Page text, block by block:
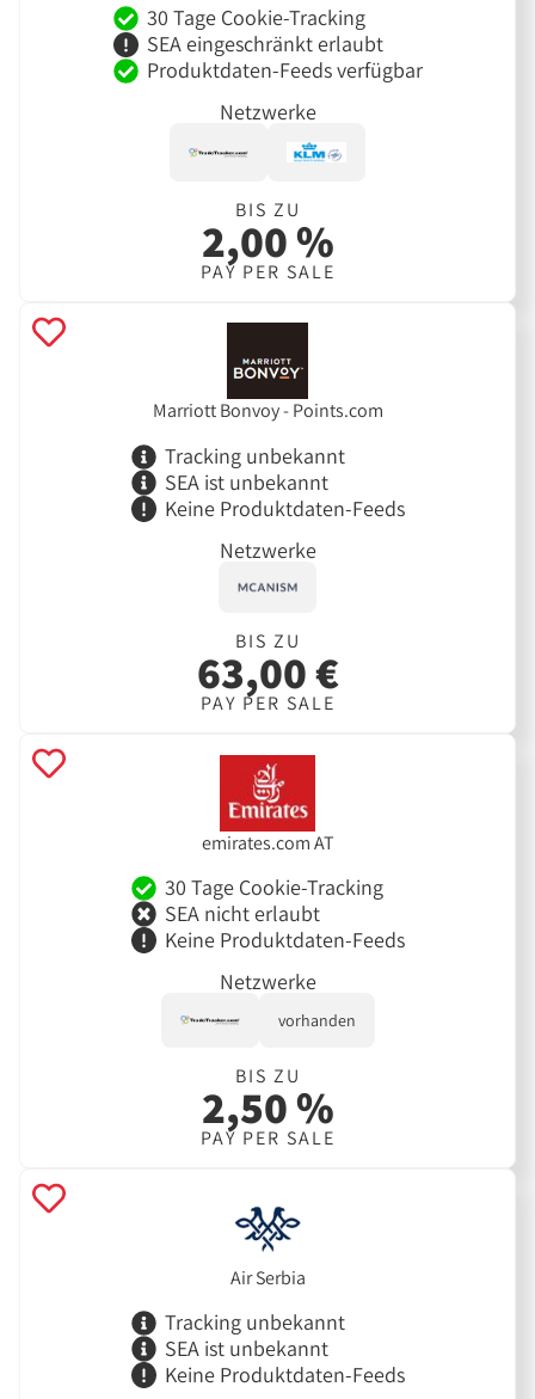
30 Tage Cookie-Tracking
SEA eingeschränkt erlaubt
Produktdaten-Feeds verfügbar
Netzwerke
BIS ZU
2,00 %
PAY PER SALE
Marriott Bonvoy - Points.com
Tracking unbekannt
SEA ist unbekannt
Keine Produktdaten-Feeds
Netzwerke
BIS ZU
63,00 €
PAY PER SALE
emirates.com AT
30 Tage Cookie-Tracking
SEA nicht erlaubt
Keine Produktdaten-Feeds
Netzwerke
vorhanden
BIS ZU
2,50 %
PAY PER SALE
Air Serbia
Tracking unbekannt
SEA ist unbekannt
Keine Produktdaten-Feeds